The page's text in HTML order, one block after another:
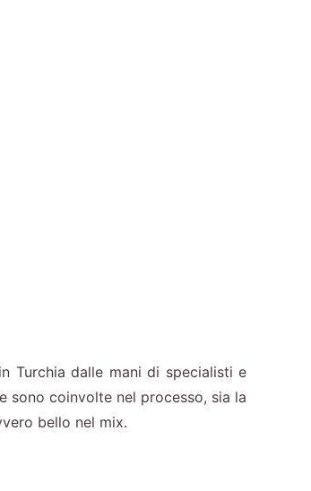
Turchia dalle mani di specialisti e
coinvolte nel processo, sia la
bello nel mix.